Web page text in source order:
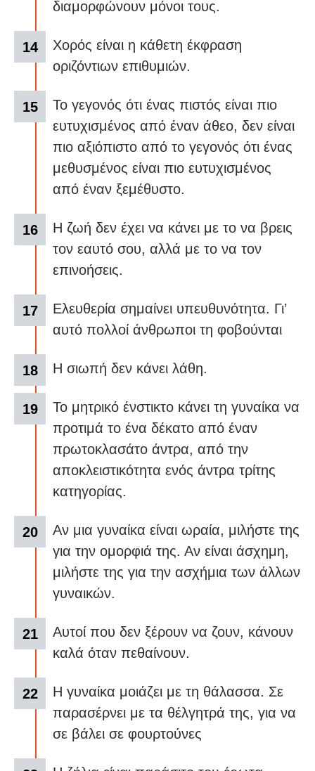
διαμορφώνουν μόνοι τους.
Χορός είναι η κάθετη έκφραση
οριζόντιων επιθυμιών.
Το γεγονός ότι ένας πιστός είναι πιο
ευτυχισμένος από έναν άθεο, δεν είναι
πιο αξιόπιστο από το γεγονός ότι ένας
μεθυσμένος είναι πιο ευτυχισμένος
από έναν ξεμέθυστο.
Η ζωή δεν έχει να κάνει με το να βρεις
τον εαυτό σου, αλλά με το να τον
επινοήσεις.
Ελευθερία σημαίνει υπευθυνότητα. Γι’
αυτό πολλοί άνθρωποι τη φοβούνται
Η σιωπή δεν κάνει λάθη.
Το μητρικό ένστικτο κάνει τη γυναίκα να
προτιμά το ένα δέκατο από έναν
πρωτοκλασάτο άντρα, από την
αποκλειστικότητα ενός άντρα τρίτης
κατηγορίας.
Αν μια γυναίκα είναι ωραία, μιλήστε της
για την ομορφιά της. Αν είναι άσχημη,
μιλήστε της για την ασχήμια των άλλων
γυναικών.
Αυτοί που δεν ξέρουν να ζουν, κάνουν
καλά όταν πεθαίνουν.
Η γυναίκα μοιάζει με τη θάλασσα. Σε
παρασέρνει με τα θέλγητρά της, για να
σε βάλει σε φουρτούνες